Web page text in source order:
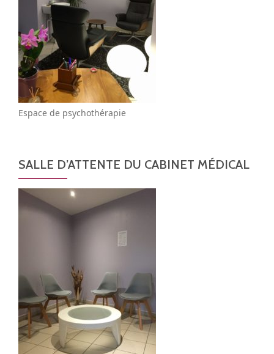
Espace de psychothérapie
SALLE D’ATTENTE DU CABINET MÉDICAL